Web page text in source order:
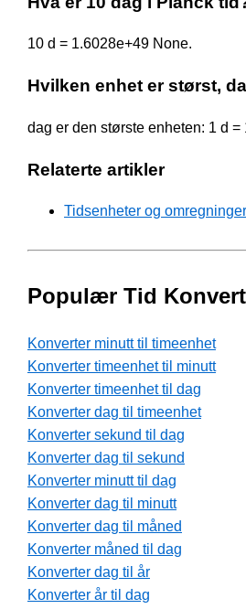
10 d = 1.6028e+49 None.
Hvilken enhet er størst,
dag er den største enheten: 1 d =
Relaterte artikler
Tidsenheter og
Populær Tid
Konverter minutt til timeenhet
Konverter timeenhet til minutt
Konverter timeenhet til dag
Konverter dag til timeenhet
Konverter sekund til dag
Konverter dag til sekund
Konverter minutt til dag
Konverter dag til minutt
Konverter dag til måned
Konverter måned til dag
Konverter dag til år
Konverter år til dag